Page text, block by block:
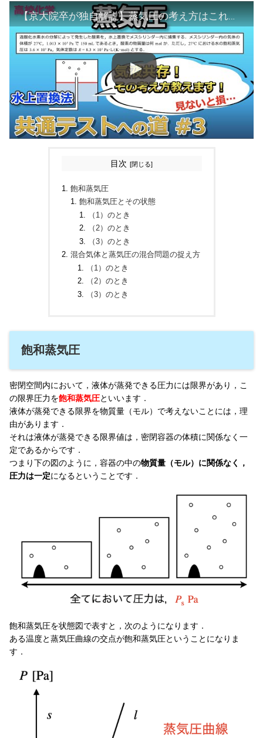
【京大院卒が独自解説】蒸気圧の考え方はこれがすべてです！(#3 共通テストへの道)
目次
飽和蒸気圧
飽和蒸気圧とその状態
（1）のとき
（2）のとき
（3）のとき
混合気体と蒸気圧の混合問題の捉え方
（1）のとき
（2）のとき
（3）のとき
飽和蒸気圧
密閉空間内において，液体が蒸発できる圧力には限界があり，こ
の限界圧力を飽和蒸気圧といいます．
液体が蒸発できる限界を物質量（モル）で考えないことには，理
由があります．
それは液体が蒸発できる限界値は，密閉容器の体積に関係なく一
定であるからです．
つまり下の図のように，容器の中の物質量（モル）に関係なく，
圧力は一定になるということです．
飽和蒸気圧を状態図で表すと，次のようになります．
ある温度と蒸気圧曲線の交点が飽和蒸気圧ということになりま
す．